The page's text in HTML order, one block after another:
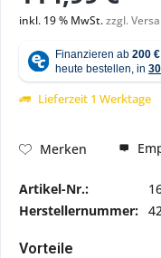
inkl. 19 % MwSt.zzgl.
Lieferzeit 1 Werktage
Merken
Artikel-Nr.:
Herstellernummer:
Vorteile